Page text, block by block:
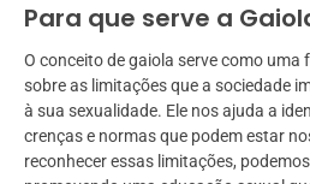
Para que serve a
O conceito de gaiola serve como uma
sobre as limitações que a sociedade
à sua sexualidade. Ele nos ajuda a
crenças e normas que podem estar
reconhecer essas limitações,